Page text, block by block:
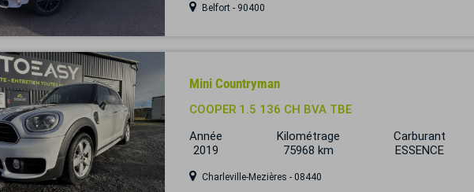
Belfort - 90400
Mini Countryman
COOPER 1.5 136 CH BVA TBE
Année
2019
Kilométrage
75968 km
Carburant
ESSENCE
Charleville-Mezières - 08440